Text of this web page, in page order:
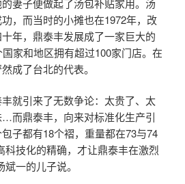
妻子便做起了汤包补贴家用。汤
，而当时的小摊也在1972年，改
年，鼎泰丰发展成了一家巨大的
家和地区拥有超过100家门店。在
成了台北的代表。
就引来了无数争论：太贵了、太
而鼎泰丰，向来对标准化生产引
子都有18个褶，重量都在73与74
科技化的精确，才让鼎泰丰在激烈
一的儿子说。